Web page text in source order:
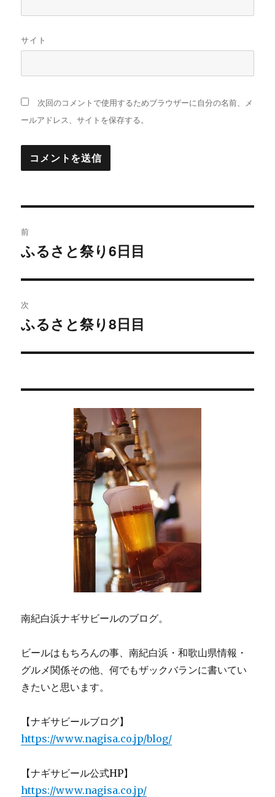
サイト
次回のコメントで使用するためブラウザーに自分の名前、メ
ールアドレス、サイトを保存する。
稿
ビ
ゲ
ー
前
過
の
投
稿:
ふるさと祭り6日目
次
次
投
ふるさと祭り8日目
南紀白浜ナギサビールのブログ。
ビールはもちろんの事、南紀白浜・和歌山県情報・
グルメ関係その他、何でもザックバランに書いてい
きたいと思います。
【ナギサビールブログ】
https://www.nagisa.co.jp/blog/
【ナギサビール公式HP】
https://www.nagisa.co.jp/